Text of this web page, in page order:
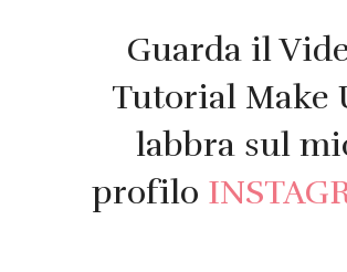
Guarda il
Tutorial Make
labbra sul
profilo